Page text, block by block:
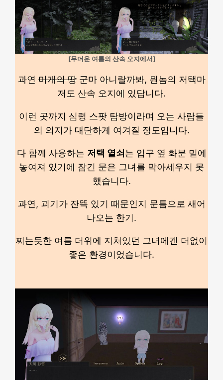
[무더운 여름의 산속 오지에서]
과연미개의 땅군마 아니랄까봐, 뭔놈의 저택마
저도 산속 오지에 있답니다.
이런 곳까지 심령 스팟 탐방이라며 오는 사람들
의 의지가 대단하게 여겨질 정도입니다.
다 함께 사용하는 저택 열쇠 는 입구 옆 화분 밑에
놓여져 있기에 잠긴 문은 그녀를 막아세우지 못
했습니다.
과연, 괴기가 잔뜩 있기 때문인지 문틈으로 새어
나오는 한기.
찌는듯한 여름 더위에 지쳐있던 그녀에겐 더없이
좋은 환경이었습니다.